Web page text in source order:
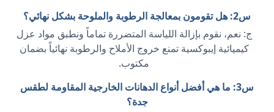
س2: هل تقومون بمعالجة الرطوبة والملوحة بشكل نهائي؟
ج: نعم، نقوم بإزالة اللياسة المتضررة تماماً ونطبق مواد عزل
كيميائية إيبوكسية تمنع خروج الأملاح والرطوبة نهائياً بضمان
مكتوب.
س3: ما هي أفضل أنواع الدهانات الخارجية المقاومة لطقس
جدة؟